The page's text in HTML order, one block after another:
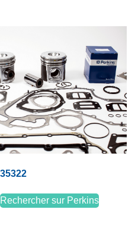
35322
Rechercher sur Perkins